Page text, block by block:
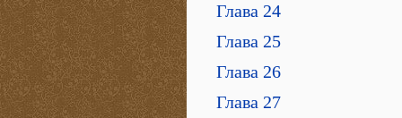
Глава 24
Глава 25
Глава 26
Глава 27